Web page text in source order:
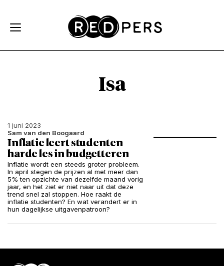
Isa
1 juni 2023
Sam van den Boogaard
Inflatie leert studenten
harde les in budgetteren
Inflatie wordt een steeds groter probleem.
In april stegen de prijzen al met meer dan
5% ten opzichte van dezelfde maand vorig
jaar, en het ziet er niet naar uit dat deze
trend snel zal stoppen. Hoe raakt de
inflatie studenten? En wat verandert er in
hun dagelijkse uitgavenpatroon?